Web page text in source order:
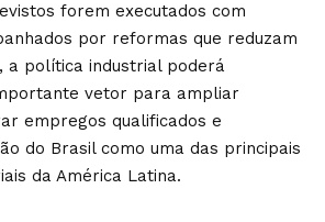
forem executados com
por reformas que reduzam
a política industrial poderá
vetor para ampliar
empregos qualificados e
do Brasil como uma das principais
da América Latina.